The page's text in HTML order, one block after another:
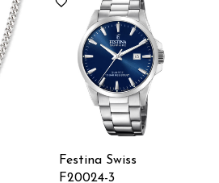
Festina Swiss
F20024-3